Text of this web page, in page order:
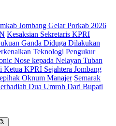
Jombang Gelar Porkab 2026
Kesaksian Sekretaris KPRI
Ganda Diduga Dilakukan
Teknologi Pengukur
Nose kepada Nelayan Tuban
KPRI Sejahtera Jombang
Oknum Manajer Semarak
Dua Umroh Dari Bupati